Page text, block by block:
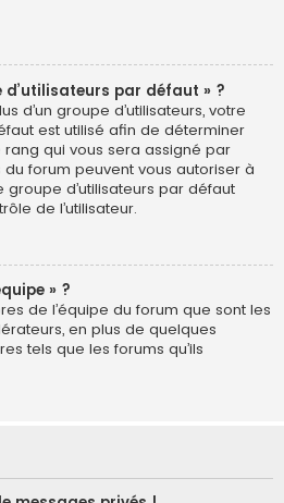
d’utilisateurs par défaut » ?
d’un groupe d’utilisateurs, votre
est utilisé afin de déterminer
qui vous sera assigné par
forum peuvent vous autoriser à
d’utilisateurs par défaut
de l’utilisateur.
» ?
de l’équipe du forum que sont les
en plus de quelques
tels que les forums qu’ils